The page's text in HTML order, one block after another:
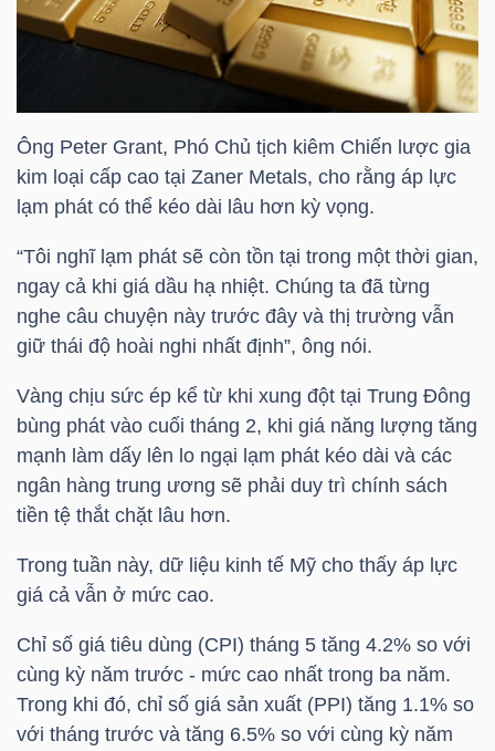
Ông Peter Grant, Phó Chủ tịch kiêm Chiến lược gia
kim loại cấp cao tại Zaner Metals, cho rằng áp lực
lạm phát có thể kéo dài lâu hơn kỳ vọng.
“Tôi nghĩ lạm phát sẽ còn tồn tại trong một thời gian,
ngay cả khi giá dầu hạ nhiệt. Chúng ta đã từng
nghe câu chuyện này trước đây và thị trường vẫn
giữ thái độ hoài nghi nhất định”, ông nói.
Vàng chịu sức ép kể từ khi xung đột tại Trung Đông
bùng phát vào cuối tháng 2, khi giá năng lượng tăng
mạnh làm dấy lên lo ngại lạm phát kéo dài và các
ngân hàng trung ương sẽ phải duy trì chính sách
tiền tệ thắt chặt lâu hơn.
Trong tuần này, dữ liệu kinh tế Mỹ cho thấy áp lực
giá cả vẫn ở mức cao.
Chỉ số giá tiêu dùng (CPI) tháng 5 tăng 4.2% so với
cùng kỳ năm trước - mức cao nhất trong ba năm.
Trong khi đó, chỉ số giá sản xuất (PPI) tăng 1.1% so
với tháng trước và tăng 6.5% so với cùng kỳ năm
HÀNG
HÓA
KINH
TẾ
GIỚI
ĐÔNG
DƯƠNG
CHÍNH
CÁ
NHÂN
PHÂN